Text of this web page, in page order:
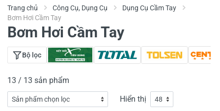
Trang chủ Công Cụ, Dụng Cụ
Dụng Cụ Cầm Tay
Bơm Hơi Cầm Tay
Bơm Hơi Cầm Tay
Bộ lọc
13 / 13 sản phẩm
Hiển thị